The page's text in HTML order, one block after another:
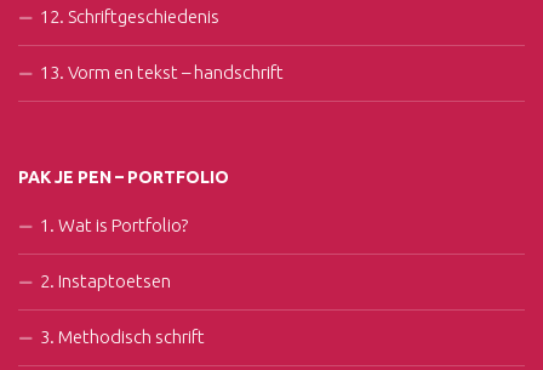
12. Schriftgeschiedenis
13. Vorm en tekst – handschrift
PAK JE PEN – PORTFOLIO
1. Wat is Portfolio?
2. Instaptoetsen
3. Methodisch schrift